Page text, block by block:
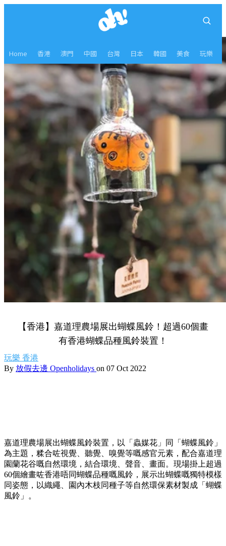
Home 香港 澳門 中國 台灣 日本 韓國 美食 玩樂
【香港】嘉道理農場展出蝴蝶風鈴！超過60個畫
有香港蝴蝶品種風鈴裝置！
玩樂 香港
By 放假去邊 Openholidays on 07 Oct 2022
嘉道理農場展出蝴蝶風鈴裝置，以「蟲媒花」同「蝴蝶風鈴」
為主題，糅合咗視覺、聽覺、嗅覺等嘅感官元素，配合嘉道理
園蘭花谷嘅自然環境，結合環境、聲音、畫面。現場掛上超過
60個繪畫咗香港唔同蝴蝶品種嘅風鈴，展示出蝴蝶嘅獨特模樣
同姿態，以織繩、園內木枝同種子等自然環保素材製成「蝴蝶
風鈴」。